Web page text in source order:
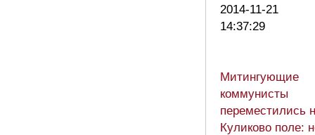
2014-11-21
14:37:29
Митингующие
коммунисты
переместились
Куликово поле: